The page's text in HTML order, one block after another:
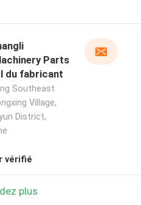
Parts
du fabricant
Southeast
Village,
District,
vérifié
plus